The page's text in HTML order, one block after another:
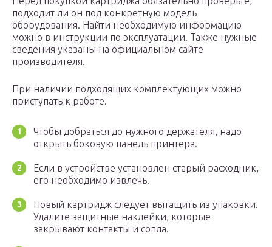
подходит ли он под конкретную модель
оборудования. Найти необходимую информацию
можно в инструкции по эксплуатации. Также нужные
сведения указаны на официальном сайте
производителя.
При наличии подходящих комплектующих можно
приступать к работе.
Чтобы добраться до нужного держателя, надо
открыть боковую панель принтера.
Если в устройстве установлен старый расходник,
его необходимо извлечь.
Новый картридж следует вытащить из упаковки.
Удалите защитные наклейки, которые
закрывают контакты и сопла.